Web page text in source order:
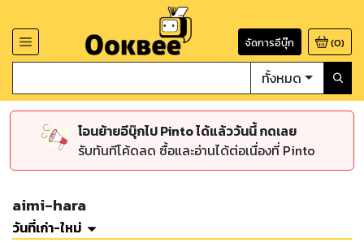
จัดการอีบุ๊ก (0)
ทั้งหมด
โอนย้ายอีบุ๊กไป Pinto ได้แล้ววันนี้ กดเลย
รับทันทีโค้ดลด ซื้อและอ่านได้ต่อเนื่องที่ Pinto
aimi-hara
วันที่เก่า-ใหม่